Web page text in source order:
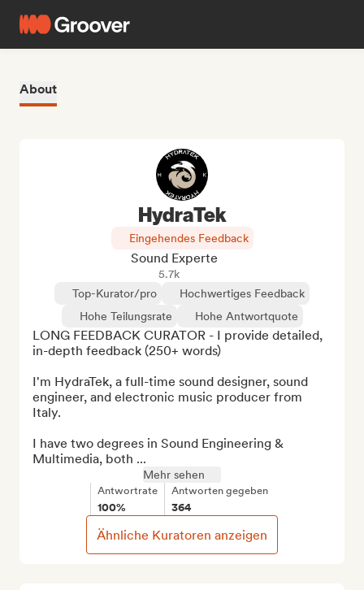
About
HydraTek
Eingehendes Feedback
Sound Experte
5.7k
Top-Kurator/pro
Hochwertiges Feedback
Hohe Teilungsrate
Hohe Antwortquote
LONG FEEDBACK CURATOR - I provide detailed,
in-depth feedback (250+ words)
I'm HydraTek, a full-time sound designer, sound
engineer, and electronic music producer from
Italy.
I have two degrees in Sound Engineering &
Multimedia, both ...
Mehr sehen
Antwortrate
100%
Antworten gegeben
364
Ähnliche Kuratoren anzeigen